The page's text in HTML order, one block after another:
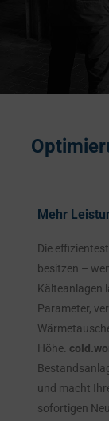
Mehr
Die
besitzen –
Kälteanlagen
Parameter,
Höhe.
und macht
sofortigen